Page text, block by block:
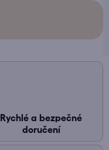
Rychlé a bezpečné
doručení